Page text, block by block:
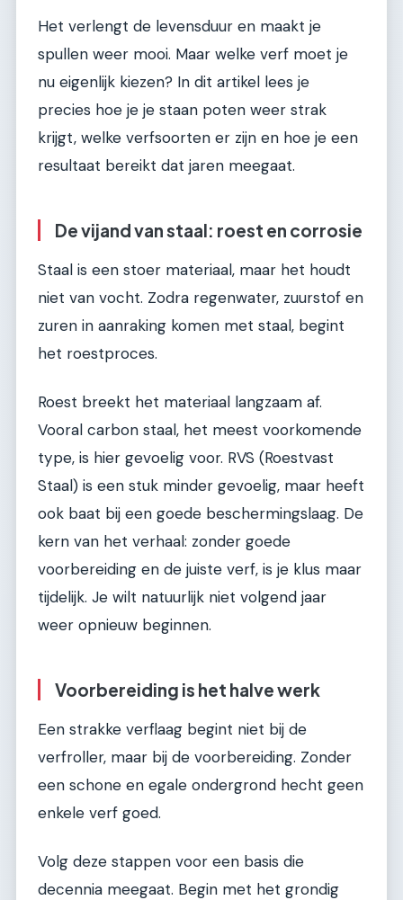
Het verlengt de levensduur en maakt je
spullen weer mooi. Maar welke verf moet je
nu eigenlijk kiezen? In dit artikel lees je
precies hoe je je staan poten weer strak
krijgt, welke verfsoorten er zijn en hoe je een
resultaat bereikt dat jaren meegaat.
De vijand van staal: roest en corrosie
Staal is een stoer materiaal, maar het houdt
niet van vocht. Zodra regenwater, zuurstof en
zuren in aanraking komen met staal, begint
het roestproces.
Roest breekt het materiaal langzaam af.
Vooral carbon staal, het meest voorkomende
type, is hier gevoelig voor. RVS (Roestvast
Staal) is een stuk minder gevoelig, maar heeft
ook baat bij een goede beschermingslaag. De
kern van het verhaal: zonder goede
voorbereiding en de juiste verf, is je klus maar
tijdelijk. Je wilt natuurlijk niet volgend jaar
weer opnieuw beginnen.
Voorbereiding is het halve werk
Een strakke verflaag begint niet bij de
verfroller, maar bij de voorbereiding. Zonder
een schone en egale ondergrond hecht geen
enkele verf goed.
Volg deze stappen voor een basis die
decennia meegaat. Begin met het grondig